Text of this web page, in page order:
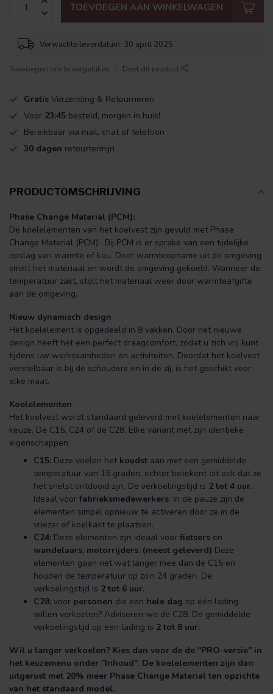
TOEVOEGEN AAN WINKELWAGEN
Verwachte leverdatum: 30 april 2025
Toevoegen om te vergelijken Deel dit product
Gratis Verzending & Retourneren
Voor 23:45 besteld, morgen in huis!
Bereikbaar via mail, chat of telefoon
30 dagen retourtermijn
PRODUCTOMSCHRIJVING
Phase Change Material (PCM):
De koelelementen van het koelvest zijn gevuld met Phase
Change Material (PCM). Bij PCM is er sprake van een tijdelijke
opslag van warmte of kou. Door warmteopname uit de omgeving
smelt het materiaal en wordt de omgeving gekoeld. Wanneer de
temperatuur zakt, stolt het materiaal weer door warmteafgifte
aan de omgeving.
Nieuw dynamisch design
Het koelelement is opgedeeld in 8 vakken. Door het nieuwe
design heeft het een perfect draagcomfort, zodat u zich vrij kunt
tijdens uw werkzaamheden en activiteiten. Doordat het koelvest
verstelbaar is bij de schouders en in de zij, is het geschikt voor
elke maat.
Koelelementen
Het koelvest wordt standaard geleverd met koelelementen naar
keuze. De C15, C24 of de C28. Elke variant met zijn identieke
eigenschappen.
C15: Deze voelen het koudst aan met een gemiddelde
temperatuur van 15 graden, echter betekent dit ook dat ze
het snelst ontdooid zijn. De verkoelingstijd is 2 tot 4 uur.
Ideaal voor fabrieksmedewerkers. In de pauze zijn de
elementen simpel opnieuw te activeren door ze in de
vriezer of koelkast te plaatsen.
C24: Deze elementen zijn ideaal voor fietsers en
wandelaars, motorrijders. (meest geleverd) Deze
elementen gaan net wat langer mee dan de C15 en
houden de temperatuur op zo’n 24 graden. De
verkoelingstijd is 2 tot 6 uur.
C28: voor personen die een hele dag op één lading
willen verkoelen? Adviseren we de C28. De gemiddelde
verkoelingstijd op een lading is 2 tot 8 uur.
Wil u langer verkoelen? Kies dan voor de de ''PRO-versie'' in
het keuzemenu onder ''Inhoud''. De koelelementen zijn dan
uitgerust met 20% meer Phase Change Material ten opzichte
van het standaard model.